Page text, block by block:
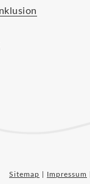
Sitemap Impressum